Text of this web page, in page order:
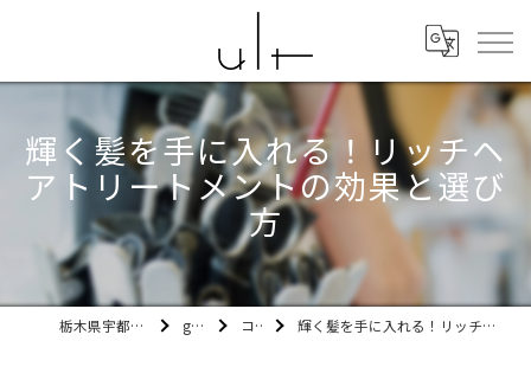
輝く髪を手に入れる！リッチヘ
アトリートメントの効果と選び
方
栃木県宇都宮市の美容室ult gallery コラム 輝く髪を手に入れる！リッチヘアトリートメントの効果と選び方